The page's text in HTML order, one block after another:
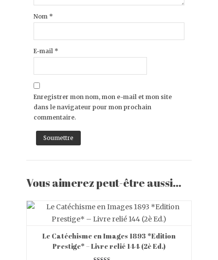
Nom *
E-mail *
Enregistrer mon nom, mon e-mail et mon site
dans le navigateur pour mon prochain
commentaire.
Vous aimerez peut-être aussi…
AJOUTER AU PANIER VIEW MORE
Le Catéchisme en Images 1893 *Edition
Prestige* – Livre relié 144 (2è Ed.)